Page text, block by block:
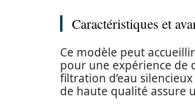
Caractéristiques et
Ce modèle peut
pour une expérience de
filtration d’eau
de haute qualité assure